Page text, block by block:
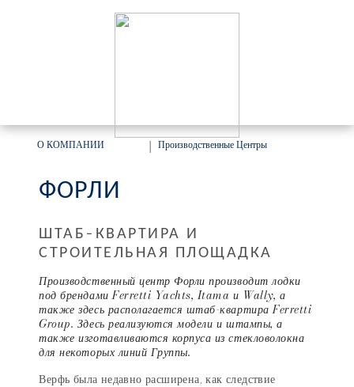
О КОМПАНИИ |Производственные Центры
ФОРЛИ
ШТАБ-КВАРТИРА И
СТРОИТЕЛЬНАЯ ПЛОЩАДКА
Производственный центр Форли производит лодки
под брендами Ferretti Yachts, Itama и Wally, а
также здесь располагается штаб-квартира Ferretti
Group. Здесь реализуются модели и штампы, а
также изготавливаются корпуса из стекловолокна
для некоторых линий Группы.
Верфь была недавно расширена, как следствие